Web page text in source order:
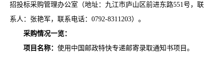
招投标采购管理办公室（地址：九江市庐山区前进东路551号，联
系人：张艳军，联系电话：0792-8311203）。
采购情况一览：
项目名称： 使用中国邮政特快专递邮寄录取通知书项目。